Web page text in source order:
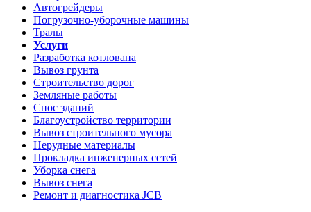
Автогрейдеры
Погрузочно-уборочные машины
Тралы
Услуги
Разработка котлована
Вывоз грунта
Строительство дорог
Земляные работы
Снос зданий
Благоустройство территории
Вывоз строительного мусора
Нерудные материалы
Прокладка инженерных сетей
Уборка снега
Вывоз снега
Ремонт и диагностика JCB